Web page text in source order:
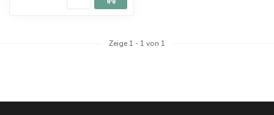
Zeige 1 - 1 von 1